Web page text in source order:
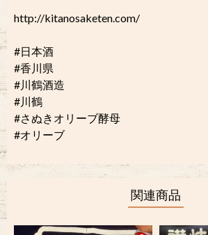
http://kitanosaketen.com/
#日本酒
#香川県
#川鶴酒造
#川鶴
#さぬきオリーブ酵母
#オリーブ
関連商品